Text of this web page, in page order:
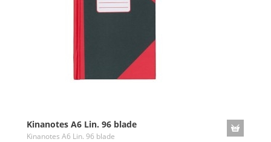
Kinanotes A6 Lin. 96 blade
Kinanotes A6 Lin. 96 blade